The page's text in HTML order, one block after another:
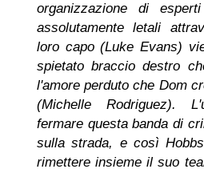
organizzazione di
assolutamente letali
loro capo (Luke Evans)
spietato braccio destro
l'amore perduto che Dom
(Michelle Rodriguez).
fermare questa banda di
sulla strada, e così
rimettere insieme il suo